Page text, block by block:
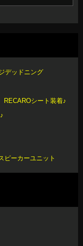
デッドニング
シート装着♪
ーカーユニット